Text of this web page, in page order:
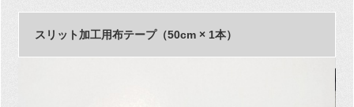
スリット加工用布テープ（50cm × 1本）